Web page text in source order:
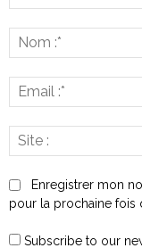
Enregistrer mon
pour la prochaine fois
Subscribe to our